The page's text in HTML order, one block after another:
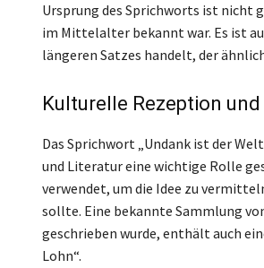
Ursprung des Sprichworts ist nicht
im Mittelalter bekannt war. Es ist
längeren Satzes handelt, der
Kulturelle Rezeption
Das Sprichwort „Undank ist der
und Literatur eine wichtige Rolle
verwendet, um die Idee zu
sollte. Eine bekannte Sammlung
geschrieben wurde, enthält auch
Lohn“.